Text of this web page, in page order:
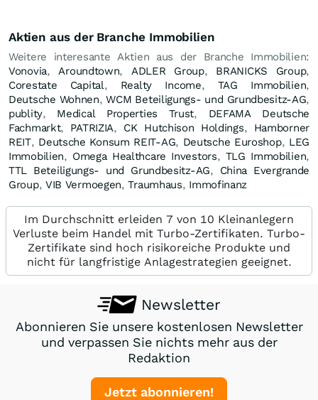
Aktien aus der Branche Immobilien
Weitere interesante Aktien aus der Branche Immobilien:
Vonovia,Aroundtown, ADLER Group, BRANICKS Group,
Corestate Capital, Realty Income, TAG Immobilien,
Deutsche Wohnen,WCM Beteiligungs- und Grundbesitz-AG,
publity, Medical Properties Trust, DEFAMA Deutsche
Fachmarkt, PATRIZIA, CK Hutchison Holdings, Hamborner
REIT, Deutsche Konsum REIT-AG, Deutsche Euroshop, LEG
Immobilien, Omega Healthcare Investors, TLG Immobilien,
TTL Beteiligungs- und Grundbesitz-AG, China Evergrande
Group, VIB Vermoegen,Traumhaus, Immofinanz
Im Durchschnitt erleiden 7 von 10 Kleinanlegern
Verluste beim Handel mit Turbo-Zertifikaten. Turbo-
Zertifikate sind hoch risikoreiche Produkte und
nicht für langfristige Anlagestrategien geeignet.
Newsletter
Abonnieren Sie unsere kostenlosen Newsletter
und verpassen Sie nichts mehr aus der
Redaktion
Jetzt abonnieren!